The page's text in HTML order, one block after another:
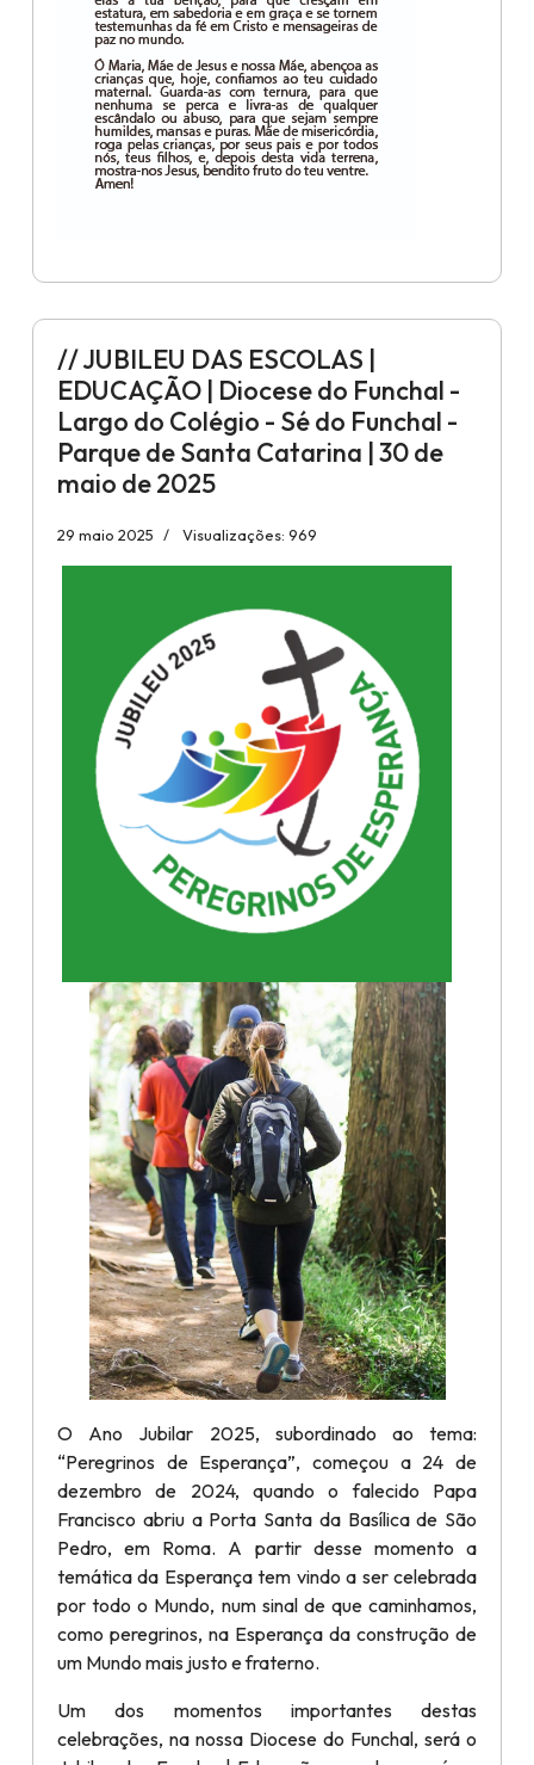
// JUBILEU DAS ESCOLAS |
EDUCAÇÃO | Diocese do Funchal -
Largo do Colégio - Sé do Funchal -
Parque de Santa Catarina | 30 de
maio de 2025
29 maio 2025 Visualizações: 969
O Ano Jubilar 2025, subordinado ao tema:
“Peregrinos de Esperança”, começou a 24 de
dezembro de 2024, quando o falecido Papa
Francisco abriu a Porta Santa da Basílica de São
Pedro, em Roma. A partir desse momento a
temática da Esperança tem vindo a ser celebrada
por todo o Mundo, num sinal de que caminhamos,
como peregrinos, na Esperança da construção de
um Mundo mais justo e fraterno.
Um dos momentos importantes destas
celebrações, na nossa Diocese do Funchal, será o